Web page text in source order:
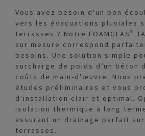
Vous avez besoin d'un bon
vers les évacuations pluviales
terrasses ? Notre FOAMGLAS®
sur mesure correspond
besoins. Une solution simple
surcharge de poids d’un béton
coûts de main-d'œuvre. Nous
études préliminaires et vous
d'installation clair et optimal.
isolation thermique à long
assurant un drainage parfait
terrasses.